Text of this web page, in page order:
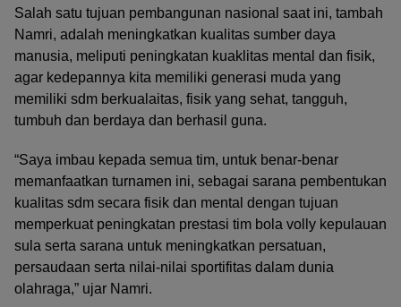
Salah satu tujuan pembangunan nasional saat ini, tambah
Namri, adalah meningkatkan kualitas sumber daya
manusia, meliputi peningkatan kuaklitas mental dan fisik,
agar kedepannya kita memiliki generasi muda yang
memiliki sdm berkualaitas, fisik yang sehat, tangguh,
tumbuh dan berdaya dan berhasil guna.
“Saya imbau kepada semua tim, untuk benar-benar
memanfaatkan turnamen ini, sebagai sarana pembentukan
kualitas sdm secara fisik dan mental dengan tujuan
memperkuat peningkatan prestasi tim bola volly kepulauan
sula serta sarana untuk meningkatkan persatuan,
persaudaan serta nilai-nilai sportifitas dalam dunia
olahraga,” ujar Namri.